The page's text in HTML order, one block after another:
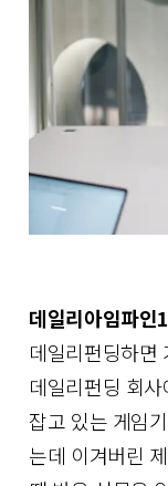
데일리아임파인
데일리펀딩하면
데일리펀딩 회
잡고 있는 게임
는데 이겨버린